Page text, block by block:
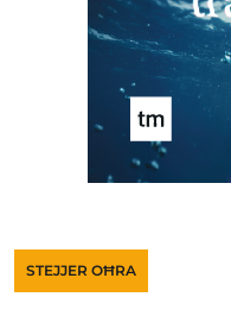
STEJJER OĦRA